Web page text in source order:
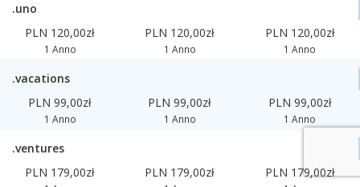
.uno
PLN 120,00zł
1 Anno
PLN 120,00zł
1 Anno
PLN 120,00zł
1 Anno
.vacations
PLN 99,00zł
1 Anno
PLN 99,00zł
1 Anno
PLN 99,00zł
1 Anno
.ventures
PLN 179,00zł
PLN 179,00zł PLN 179,00zł